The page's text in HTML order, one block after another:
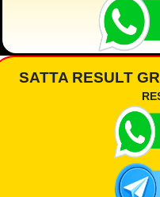
SATTA RESULT